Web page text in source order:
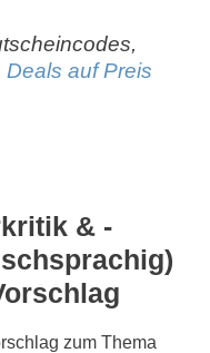
Deals auf Preis
& -
zum Thema